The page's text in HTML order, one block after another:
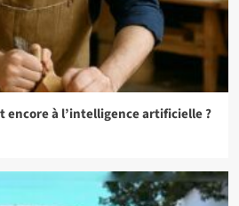
encore à l’intelligence artificielle ?